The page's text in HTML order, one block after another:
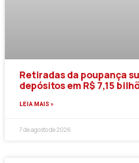
Retiradas da poupança
depósitos em R$ 7,15
LEIA MAIS »
7 de agosto de 2026